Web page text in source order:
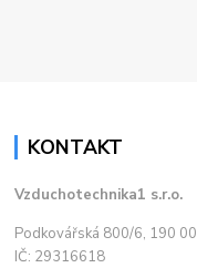
KONTAKT
Vzduchotechnika1 s.r.o.
Podkovářská 800/6, 190
IČ: 29316618